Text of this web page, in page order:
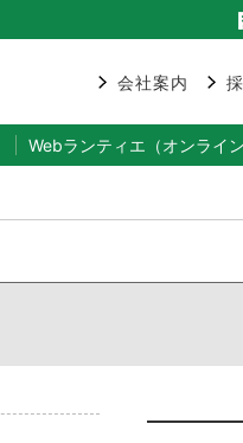
会社案内
Webランティエ（オンライン